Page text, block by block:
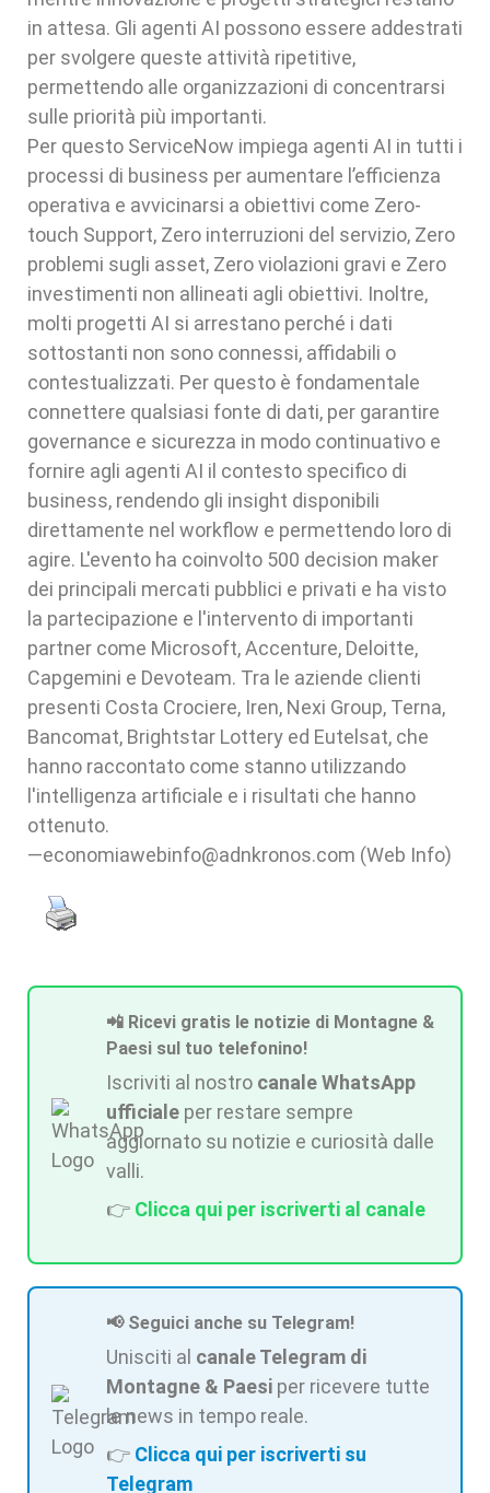
in attesa. Gli agenti AI possono essere addestrati
per svolgere queste attività ripetitive,
permettendo alle organizzazioni di concentrarsi
sulle priorità più importanti.
Per questo ServiceNow impiega agenti AI in tutti i
processi di business per aumentare l’efficienza
operativa e avvicinarsi a obiettivi come Zero-
touch Support, Zero interruzioni del servizio, Zero
problemi sugli asset, Zero violazioni gravi e Zero
investimenti non allineati agli obiettivi. Inoltre,
molti progetti AI si arrestano perché i dati
sottostanti non sono connessi, affidabili o
contestualizzati. Per questo è fondamentale
connettere qualsiasi fonte di dati, per garantire
governance e sicurezza in modo continuativo e
fornire agli agenti AI il contesto specifico di
business, rendendo gli insight disponibili
direttamente nel workflow e permettendo loro di
agire. L'evento ha coinvolto 500 decision maker
dei principali mercati pubblici e privati e ha visto
la partecipazione e l'intervento di importanti
partner come Microsoft, Accenture, Deloitte,
Capgemini e Devoteam. Tra le aziende clienti
presenti Costa Crociere, Iren, Nexi Group, Terna,
Bancomat, Brightstar Lottery ed Eutelsat, che
hanno raccontato come stanno utilizzando
l'intelligenza artificiale e i risultati che hanno
ottenuto.
—economiawebinfo@adnkronos.com (Web Info)
📲 Ricevi gratis le notizie di Montagne &
Paesi sul tuo telefonino!
Iscriviti al nostro canale WhatsApp
ufficiale per restare sempre
aggiornato su notizie e curiosità dalle
valli.
👉 Clicca qui per iscriverti al canale
📢 Seguici anche su Telegram!
Unisciti al canale Telegram di
Montagne & Paesi per ricevere tutte
le news in tempo reale.
👉 Clicca qui per iscriverti su
Telegram